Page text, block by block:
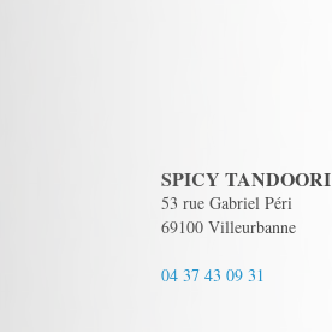
SPICY TANDOORI
53 rue Gabriel Péri
69100 Villeurbanne
04 37 43 09 31